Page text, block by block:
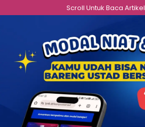
to
Scroll Untuk Baca Artikel